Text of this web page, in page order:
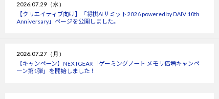
2026.07.29（水）
【クリエイティブ向け】「将棋AIサミット2026 powered by DAIV 10th
Anniversary」ページを公開しました。
2026.07.27（月）
【キャンペーン】NEXTGEAR「ゲーミングノート メモリ倍増キャンペ
ーン第1弾」を開始しました！